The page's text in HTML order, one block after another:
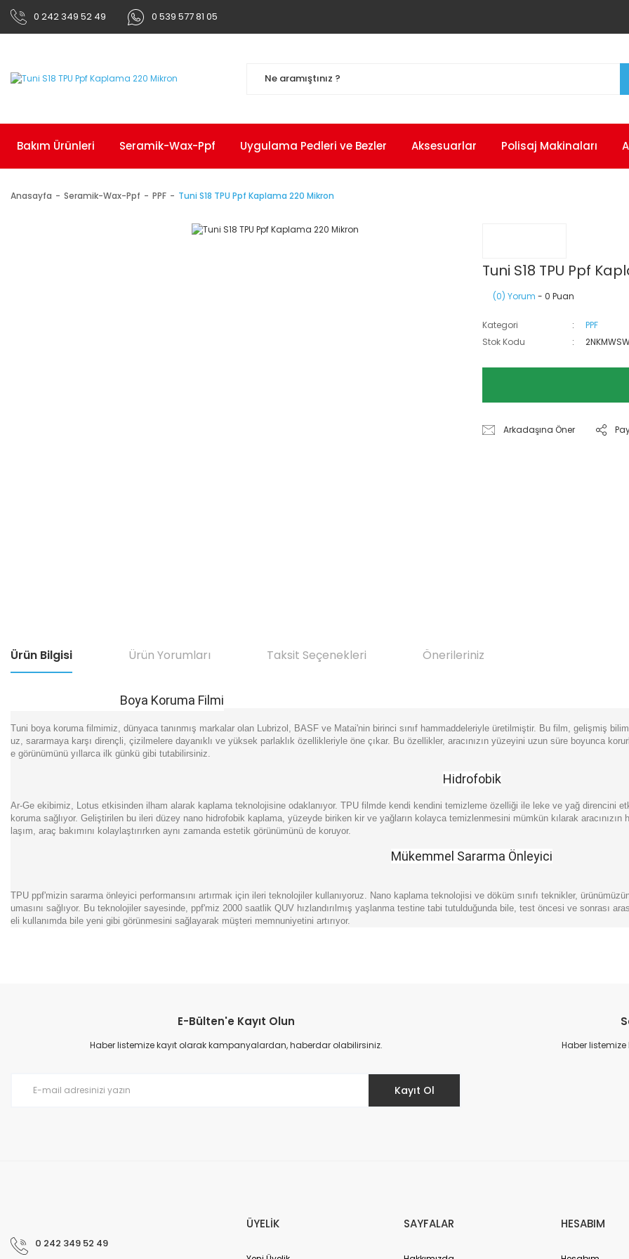
0 242 349 52 49 0 539 577 81 05
Bakım Ürünleri Seramik-Wax-Ppf Uygulama Pedleri ve Bezler Aksesuarlar Polisaj Makinaları
Anasayfa Seramik-Wax-Ppf PPF Tuni S18 TPU Ppf Kaplama 220 Mikron
Tuni S18 TPU Ppf
(0) Yorum - 0 Puan
Kategori
PPF
Stok Kodu
Arkadaşına Öner
Ürün Bilgisi Ürün Yorumları Taksit Seçenekleri Önerileriniz
Boya Koruma Filmi
Tuni boya koruma filmimiz, dünyaca tanınmış markalar olan Lubrizol, BASF ve Matai'nin birinci sınıf hammaddeleriyle üretilmiştir. Bu film, gelişmiş
uz, sararmaya karşı dirençli, çizilmelere dayanıklı ve yüksek parlaklık özellikleriyle öne çıkar. Bu özellikler, aracınızın yüzeyini uzun süre boyunca
e görünümünü yıllarca ilk günkü gibi tutabilirsiniz.
Hidrofobik
Ar-Ge ekibimiz, Lotus etkisinden ilham alarak kaplama teknolojisine odaklanıyor. TPU filmde kendi kendini temizleme özelliği ile leke ve yağ direncini
koruma sağlıyor. Geliştirilen bu ileri düzey nano hidrofobik kaplama, yüzeyde biriken kir ve yağların kolayca temizlenmesini mümkün kılarak
laşım, araç bakımını kolaylaştırırken aynı zamanda estetik görünümünü de koruyor.
Mükemmel Sararma Önleyici
TPU ppf'mizin sararma önleyici performansını artırmak için ileri teknolojiler kullanıyoruz. Nano kaplama teknolojisi ve döküm sınıfı teknikler,
umasını sağlıyor. Bu teknolojiler sayesinde, ppf'miz 2000 saatlik QUV hızlandırılmış yaşlanma testine tabi tutulduğunda bile, test öncesi ve sonrası
eli kullanımda bile yeni gibi görünmesini sağlayarak müşteri memnuniyetini artırıyor.
Ürün resmi kalitesiz, bozuk veya görüntülenemiyor.
Ürün açıklamasında eksik bilgiler bulunuyor.
E-Bülten'e Kayıt Olun
Haber listemize kayıt olarak kampanyalardan, haberdar olabilirsiniz.
Kayıt Ol
Haber
0 242 349 52 49
ÜYELİK SAYFALAR HESABIM